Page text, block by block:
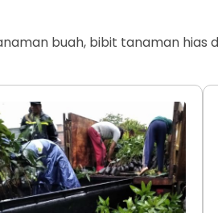
buah, bibit tanaman hias